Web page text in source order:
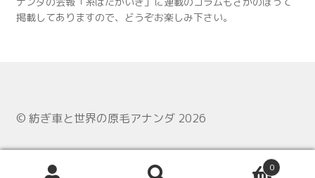
掲載してありますので、どうぞお楽しみ下さい。
© 紡ぎ車と世界の原毛アナンダ 2026
0